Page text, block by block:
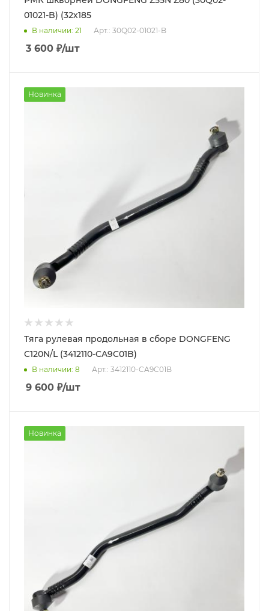
01021-B) (32х185
В наличии: 21 Арт.: 30Q02-01021-B
3 600 ₽/шт
Новинка
Тяга рулевая продольная в сборе DONGFENG
C120N/L (3412110-CA9C01B)
В наличии: 8 Арт.: 3412110-CA9C01B
9 600 ₽/шт
Новинка